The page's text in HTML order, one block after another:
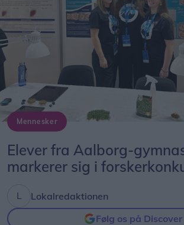
Mennesker
Elever fra Aalborg-
markerer sig i
Lokalredaktionen
Følg os på Discover